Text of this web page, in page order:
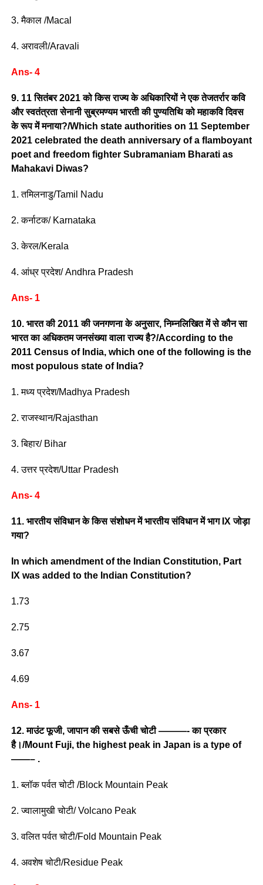
3. मैकाल /Macal
4. अरावली/Aravali
Ans- 4
9. 11 सितंबर 2021 को किस राज्य के अधिकारियों ने एक तेजतर्रार कवि
और स्वतंत्रता सेनानी सुब्रमण्यम भारती की पुण्यतिथि को महाकवि दिवस
के रूप में मनाया?/Which state authorities on 11 September
2021 celebrated the death anniversary of a flamboyant
poet and freedom fighter Subramaniam Bharati as
Mahakavi Diwas?
1. तमिलनाडु/Tamil Nadu
2. कर्नाटक/ Karnataka
3. केरल/Kerala
4. आंध्र प्रदेश/ Andhra Pradesh
Ans- 1
10. भारत की 2011 की जनगणना के अनुसार, निम्नलिखित में से कौन सा
भारत का अधिकतम जनसंख्या वाला राज्य है?/According to the
2011 Census of India, which one of the following is the
most populous state of India?
1. मध्य प्रदेश/Madhya Pradesh
2. राजस्थान/Rajasthan
3. बिहार/ Bihar
4. उत्तर प्रदेश/Uttar Pradesh
Ans- 4
11. भारतीय संविधान के किस संशोधन में भारतीय संविधान में भाग IX जोड़ा
गया?
In which amendment of the Indian Constitution, Part
IX was added to the Indian Constitution?
1.73
2.75
3.67
4.69
Ans- 1
12. माउंट फूजी, जापान की सबसे ऊँची चोटी ———- का प्रकार
है।/Mount Fuji, the highest peak in Japan is a type of
——– .
1. ब्लॉक पर्वत चोटी /Block Mountain Peak
2. ज्वालामुखी चोटी/ Volcano Peak
3. वलित पर्वत चोटी/Fold Mountain Peak
4. अवशेष चोटी/Residue Peak